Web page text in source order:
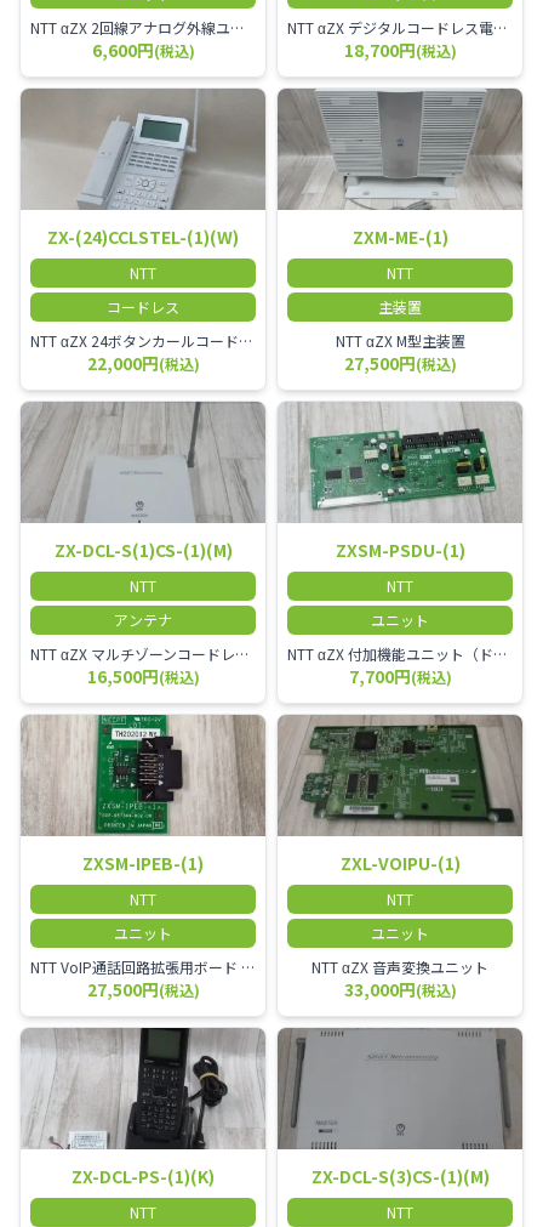
NTT αZX 2回線アナログ外線ユニット
6,600円(税込)
NTT αZX デジタルコードレス電話機 対応主装置及びアンテナを使用してご利用いただけます。 特に工場や倉庫等、オフィスから離れたところで作業をされている方に適しています。
18,700円(税込)
ZX-(24)CCLSTEL-(1)(W)
NTT
コードレス
NTT αZX 24ボタンカールコードレス電話機 無線タイプ、電話機と子機が離れるタイプのカールコードレス電話機です。 決裁者様等、オフィス内を頻繁に動かれる方のご使用が多いです。
22,000円(税込)
ZXM-ME-(1)
NTT
主装置
NTT αZX M型主装置
27,500円(税込)
ZX-DCL-S(1)CS-(1)(M)
NTT
アンテナ
NTT αZX マルチゾーンコードレススターアンテナ(マスター)
16,500円(税込)
ZXSM-PSDU-(1)
NTT
ユニット
NTT αZX 付加機能ユニット（ドアホンなど）
7,700円(税込)
ZXSM-IPEB-(1)
NTT
ユニット
NTT VoIP通話回路拡張用ボード ZXSM－IP内線ボード－「1」
27,500円(税込)
ZXL-VOIPU-(1)
NTT
ユニット
NTT αZX 音声変換ユニット
33,000円(税込)
ZX-DCL-PS-(1)(K)
NTT
ZX-DCL-S(3)CS-(1)(M)
NTT